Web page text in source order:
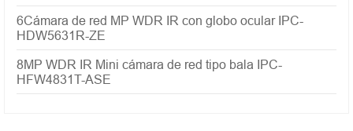
6Cámara de red MP WDR IR con globo ocular IPC-
HDW5631R-ZE
8MP WDR IR Mini cámara de red tipo bala IPC-
HFW4831T-ASE